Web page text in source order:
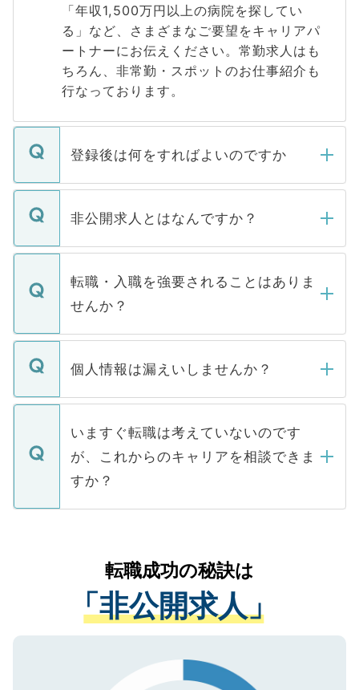
「年収1,500万円以上の病院を探してい
る」など、さまざまなご要望をキャリアパ
ートナーにお伝えください。常勤求人はも
ちろん、非常勤・スポットのお仕事紹介も
行なっております。
登録後は何をすればよいのですか
ご登録いただきましたら、弊社担当者がご
登録内容を確認し、その後メールもしくは
ます。通常、5営業日以内にはご連絡をせて
いただきますので、しばらくお待ちくださ
非公開求人とはなんですか？
マイナビDOCTORで取り扱っている求人の
うち約3割は、Webサイトからご覧いただ
けない「非公開求人」です。非公開求人は
下記の理由によって、一般には公開してい
ません。
■応募殺到を避けるため 人気のある医療機
関を公にしてしまうと、応募が殺到する場
に、医療機関が求める条件に合った人材の
みを人材紹介会社に依頼するケースが増え
ています。
転職・入職を強要されることはありま
せんか？
転職・入職を強要することは一切ありませ
ん。また、仮に応募先から内定をいただい
定を承諾する必要はありません。内定先へ
の辞退の連絡はキャリアパートナーが行い
個人情報は漏えいしませんか？
個人情報が漏えいすることはありませんの
で、ご安心ください。当サイトからの登録
などで収集したご登録者様の個人情報は、
ご本人のキャリアアップおよび転職活動の
支援を目的に使用いたします。お預かりし
ているすべての個人データはご本人の許可
は、個人情報の取り扱いについての厳密な
管理基準を満たした事業者のみに付与され
る、プライバシーマークを取得済みです。
で、機密保持に関してもご安心ください。
いますぐ転職は考えていないのです
が、これからのキャリアを相談できま
すか？
かがいして、現在の医療機関の状況や紹介
経験をまじえながら、適切なアドバイスを
させていただきます。すぐにご転職をされ
ない方には、長期的なサポートが可能です
ので、まずはご登録ください。
転職成功の秘訣は
「非公開求人」